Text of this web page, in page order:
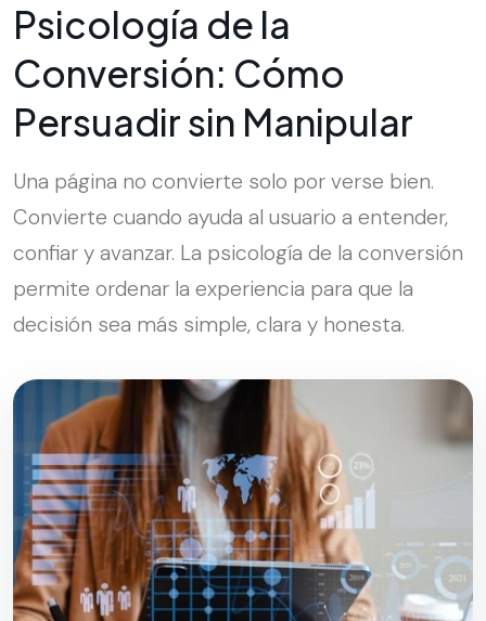
Psicología de la
Conversión: Cómo
Persuadirsin Manipular
Una página no convierte solo por verse bien.
Convierte cuando ayuda al usuario a entender,
confiar y avanzar. La psicología de la conversión
permite ordenar la experiencia para que la
decisión sea más simple, clara y honesta.